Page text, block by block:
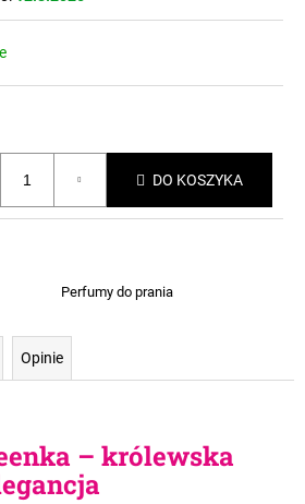
DO KOSZYKA
Perfumy do prania
Opinie
– królewska